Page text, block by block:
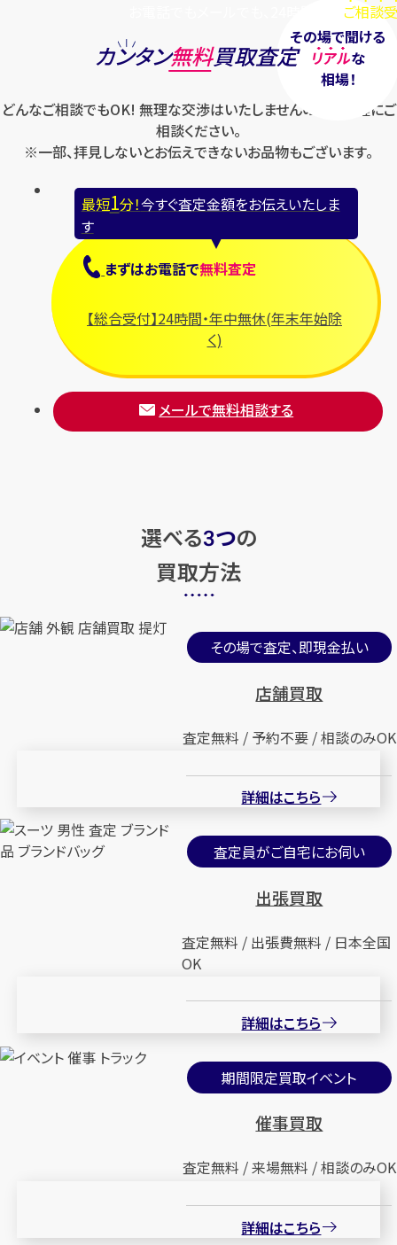
ご相談
その場で聞ける
リアルな
相場！
カンタン無料買取査定
どんなご相談でもOK! 無理な交渉はいたしませんのでお気軽にご
相談ください。
※一部、拝見しないとお伝えできないお品物もございます。
最短1分！今すぐ査定金額をお伝えいたしま
す
まずはお電話で無料査定
【総合受付】24時間・年中無休(年末年始除
く)
メールで無料相談する
選べる3つの
買取方法
その場で査定、即現金払い
店舗買取
査定無料 / 予約不要 / 相談のみOK
詳細はこちら
査定員がご自宅にお伺い
出張買取
査定無料 / 出張費無料 / 日本全国
OK
詳細はこちら
期間限定買取イベント
催事買取
査定無料 / 来場無料 / 相談のみOK
詳細はこちら